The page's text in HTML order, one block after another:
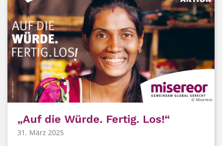
© Misereor
„Auf die Würde. Fertig. Los!“
31. März 2025